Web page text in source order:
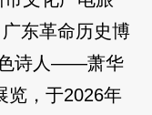
东革命历史博
色诗人——萧华
览，于2026年